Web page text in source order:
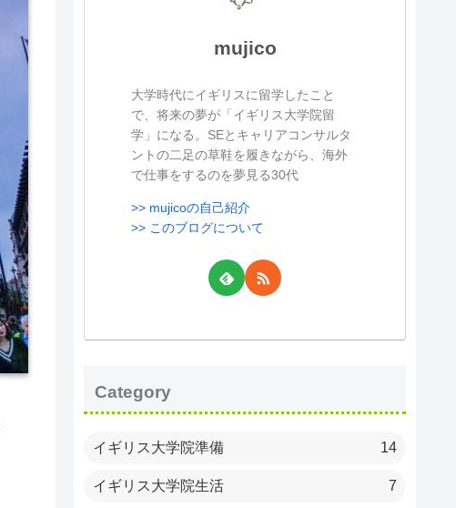
mujico
大学時代にイギリスに留学したこと
で、将来の夢が「イギリス大学院留
学」になる。SEとキャリアコンサルタ
ントの二足の草鞋を履きながら、海外
で仕事をするのを夢見る30代
>> mujicoの自己紹介
>> このブログについて
Category
イギリス大学院準備 14
イギリス大学院生活 7